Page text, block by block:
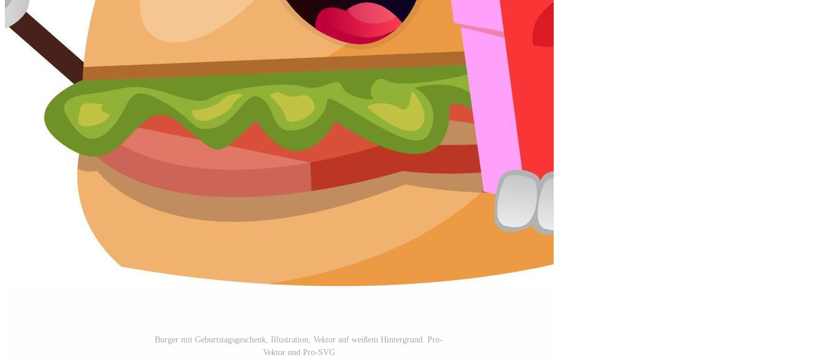
Burger mit Geburtstagsgeschenk, Illustration, Vektor auf weißem Hintergrund. Pro-
Vektor und Pro-SVG